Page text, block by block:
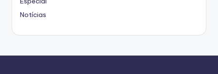
Notícias